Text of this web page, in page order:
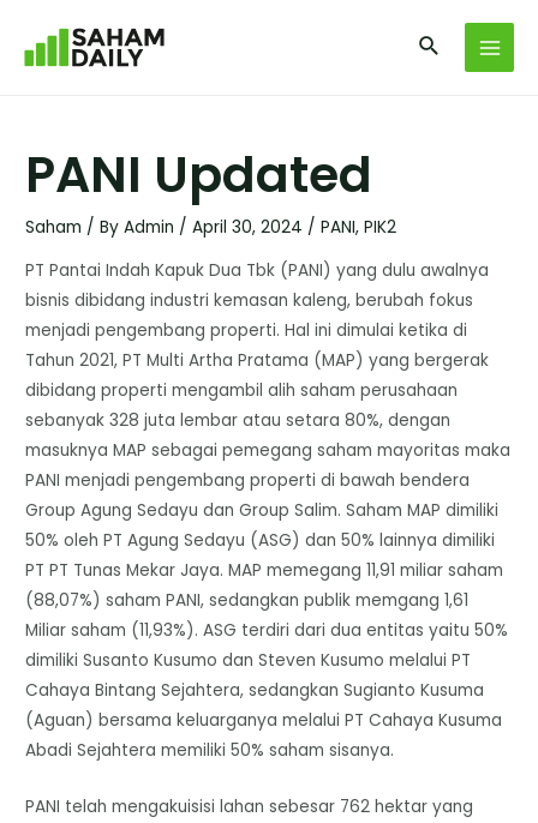
PANI Updated
Saham / ByAdmin /April 30, 2024 /PANI,PIK2
PT Pantai Indah Kapuk Dua Tbk (PANI) yang dulu awalnya
bisnis dibidang industri kemasan kaleng, berubah fokus
menjadi pengembang properti. Hal ini dimulai ketika di
Tahun 2021, PT Multi Artha Pratama (MAP) yang bergerak
dibidang properti mengambil alih saham perusahaan
sebanyak 328 juta lembar atau setara 80%, dengan
masuknya MAP sebagai pemegang saham mayoritas maka
PANI menjadi pengembang properti di bawah bendera
Group Agung Sedayu dan Group Salim. Saham MAP dimiliki
50% oleh PT Agung Sedayu (ASG) dan 50% lainnya dimiliki
PT PT Tunas Mekar Jaya. MAP memegang 11,91 miliar saham
(88,07%) saham PANI, sedangkan publik memgang 1,61
Miliar saham (11,93%). ASG terdiri dari dua entitas yaitu 50%
dimiliki Susanto Kusumo dan Steven Kusumo melalui PT
Cahaya Bintang Sejahtera, sedangkan Sugianto Kusuma
(Aguan) bersama keluarganya melalui PT Cahaya Kusuma
Abadi Sejahtera memiliki 50% saham sisanya.
PANI telah mengakuisisi lahan sebesar 762 hektar yang